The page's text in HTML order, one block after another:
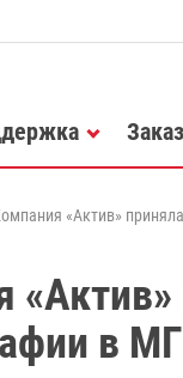
Заказ
«Актив»
в